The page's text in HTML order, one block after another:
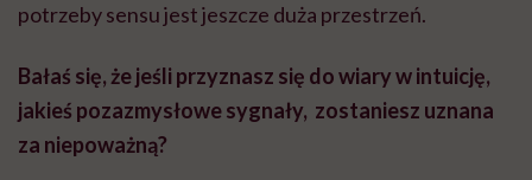
potrzeby sensu jest jeszcze duża przestrzeń.
Bałaś się, że jeśli przyznasz się do wiary w intuicję,
jakieś pozazmysłowe sygnały, zostaniesz uznana
za niepoważną?